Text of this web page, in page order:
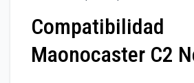
Compatibilidad
Maonocaster C2